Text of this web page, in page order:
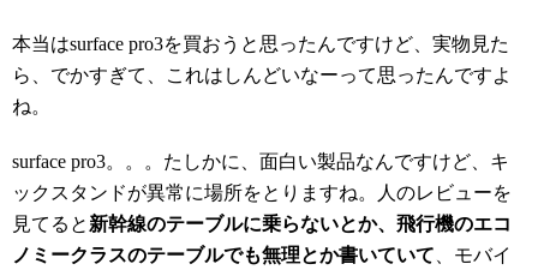
本当はsurface pro3を買おうと思ったんですけど、実物見た
ら、でかすぎて、これはしんどいなーって思ったんですよ
ね。
surface pro3。。。たしかに、面白い製品なんですけど、キ
ックスタンドが異常に場所をとりますね。人のレビューを
見てると 新幹線のテーブルに乗らないとか、飛行機のエコ
ノミークラスのテーブルでも無理とか書いていて 、モバイ